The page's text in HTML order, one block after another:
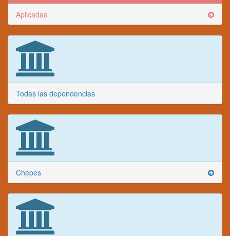
Aplicadas
Todas las dependencias
Chepes